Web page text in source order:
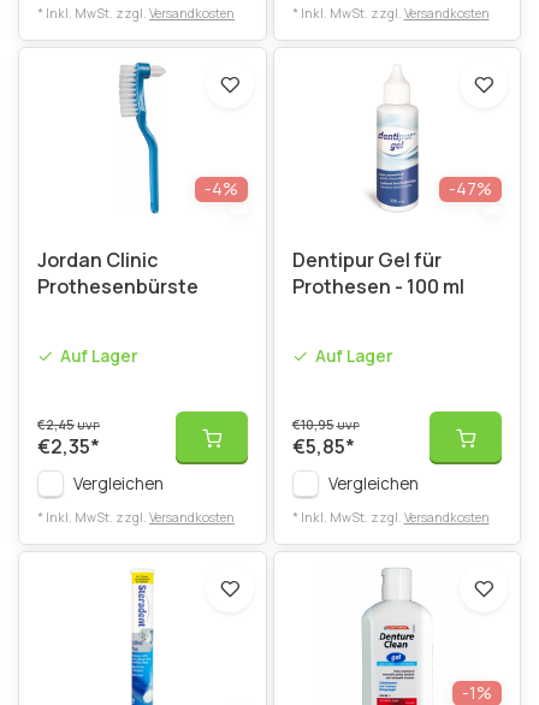
* Inkl. MwSt. zzgl. Versandkosten * Inkl. MwSt. zzgl. Versandkosten
-4%
Jordan Clinic
Prothesenbürste
Auf Lager
€2,45UVP
€2,35*
Vergleichen
* Inkl. MwSt. zzgl. Versandkosten
-47%
Dentipur Gel für
Prothesen - 100 ml
Auf Lager
€10,95UVP
€5,85*
Vergleichen
* Inkl. MwSt. zzgl. Versandkosten
-1%